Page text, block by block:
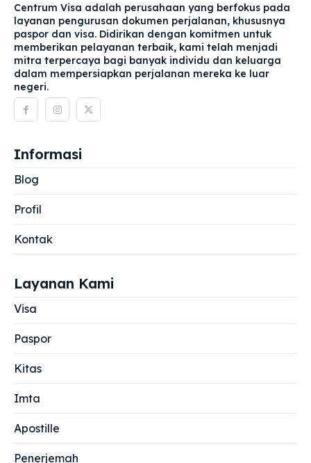
Centrum Visa adalah perusahaan yang berfokus pada
layanan pengurusan dokumen perjalanan, khususnya
paspor dan visa. Didirikan dengan komitmen untuk
memberikan pelayanan terbaik, kami telah menjadi
mitra terpercaya bagi banyak individu dan keluarga
dalam mempersiapkan perjalanan mereka ke luar
negeri.
Informasi
Blog
Profil
Kontak
Layanan Kami
Visa
Paspor
Kitas
Imta
Apostille
Penerjemah